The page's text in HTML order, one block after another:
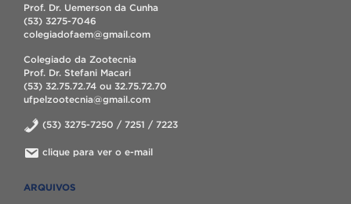
Prof. Dr. Uemerson da Cunha
(53) 3275-7046
colegiadofaem@gmail.com
Colegiado da Zootecnia
Prof. Dr. Stefani Macari
(53) 32.75.72.74 ou 32.75.72.70
ufpelzootecnia@gmail.com
(53) 3275-7250 / 7251 / 7223
clique para ver o e-mail
ARQUIVOS